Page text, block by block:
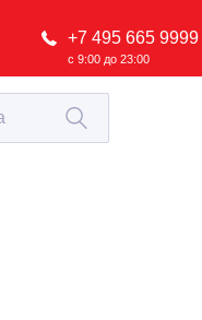
+7 495 665 9999
с 9:00 до 23:00